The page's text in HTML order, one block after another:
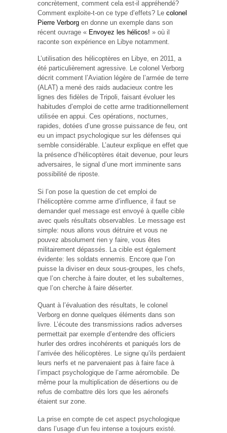
concrètement, comment cela est-il appréhendé?
Comment exploite-t-on ce type d’effets? Le colonel
Pierre Verborg en donne un exemple dans son
récent ouvrage « Envoyez les hélicos! » où il
raconte son expérience en Libye notamment.
L’utilisation des hélicoptères en Libye, en 2011, a
été particulièrement agressive. Le colonel Verborg
décrit comment l’Aviation légère de l’armée de terre
(ALAT) a mené des raids audacieux contre les
lignes des fidèles de Tripoli, faisant évoluer les
habitudes d’emploi de cette arme traditionnellement
utilisée en appui. Ces opérations, nocturnes,
rapides, dotées d’une grosse puissance de feu, ont
eu un impact psychologique sur les défenses qui
semble considérable. L’auteur explique en effet que
la présence d’hélicoptères était devenue, pour leurs
adversaires, le signal d’une mort imminente sans
possibilité de riposte.
Si l’on pose la question de cet emploi de
l’hélicoptère comme arme d’influence, il faut se
demander quel message est envoyé à quelle cible
avec quels résultats observables. Le message est
simple: nous allons vous détruire et vous ne
pouvez absolument rien y faire, vous êtes
militairement dépassés. La cible est également
évidente: les soldats ennemis. Encore que l’on
puisse la diviser en deux sous-groupes, les chefs,
que l’on cherche à faire douter, et les subalternes,
que l’on cherche à faire déserter.
Quant à l’évaluation des résultats, le colonel
Verborg en donne quelques éléments dans son
livre. L’écoute des transmissions radios adverses
permettait par exemple d’entendre des officiers
hurler des ordres incohérents et paniqués lors de
l’arrivée des hélicoptères. Le signe qu’ils perdaient
leurs nerfs et ne parvenaient pas à faire face à
l’impact psychologique de l’arme aéromobile. De
même pour la multiplication de désertions ou de
refus de combattre dès lors que les aéronefs
étaient sur zone.
La prise en compte de cet aspect psychologique
dans l’usage d’un feu intense a toujours existé.